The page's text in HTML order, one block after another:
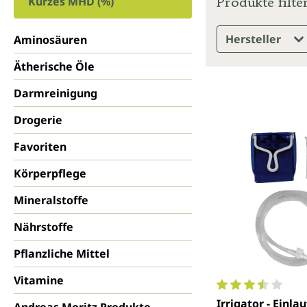
Aminosäuren
Ätherische Öle
Darmreinigung
Drogerie
Favoriten
Körperpflege
Mineralstoffe
Nährstoffe
Pflanzliche Mittel
Vitamine
Hersteller
Irrigator -